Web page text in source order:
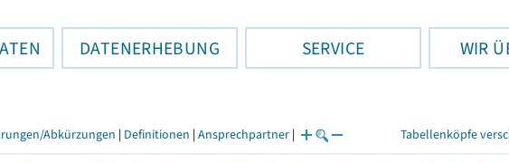
DATENERHEBUNG SERVICE WIR
Abkürzungen | Definitionen | Ansprechpartner | Tabellenköpfe